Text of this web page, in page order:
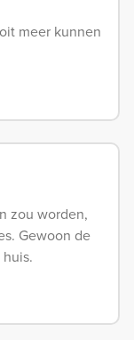
meer kunnen
zou worden,
Gewoon de